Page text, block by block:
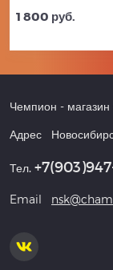
1 800 руб.
Чемпион - магазин
Адрес
Тел.
Email